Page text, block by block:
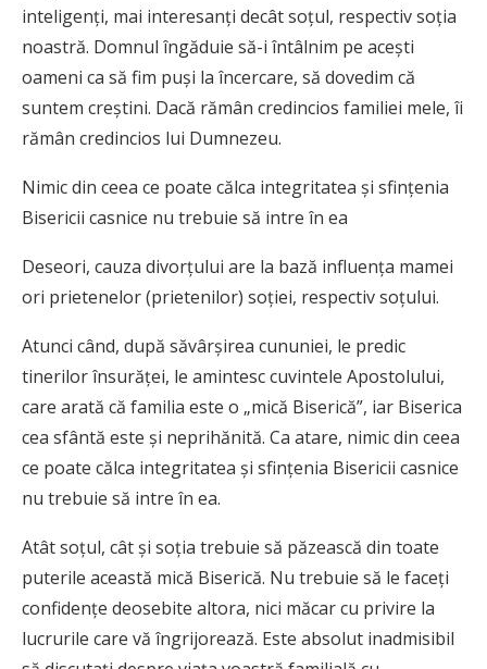
inteligenți, mai interesanți decât soțul, respectiv soția
noastră. Domnul îngăduie să-i întâlnim pe acești
oameni ca să fim puși la încercare, să dovedim că
suntem creștini. Dacă rămân credincios familiei mele, îi
rămân credincios lui Dumnezeu.
Nimic din ceea ce poate călca integritatea și sfințenia
Bisericii casnice nu trebuie să intre în ea
Deseori, cauza divorțului are la bază influența mamei
ori prietenelor (prietenilor) soției, respectiv soțului.
Atunci când, după săvârșirea cununiei, le predic
tinerilor însurăței, le amintesc cuvintele Apostolului,
care arată că familia este o „mică Biserică”, iar Biserica
cea sfântă este și neprihănită. Ca atare, nimic din ceea
ce poate călca integritatea și sfințenia Bisericii casnice
nu trebuie să intre în ea.
Atât soțul, cât și soția trebuie să păzească din toate
puterile această mică Biserică. Nu trebuie să le faceți
confidențe deosebite altora, nici măcar cu privire la
lucrurile care vă îngrijorează. Este absolut inadmisibil